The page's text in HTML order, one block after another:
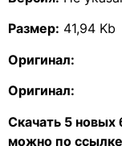
Размер: 41,94 Kb
Оригинал:
Оригинал:
Скачать 5
можно по